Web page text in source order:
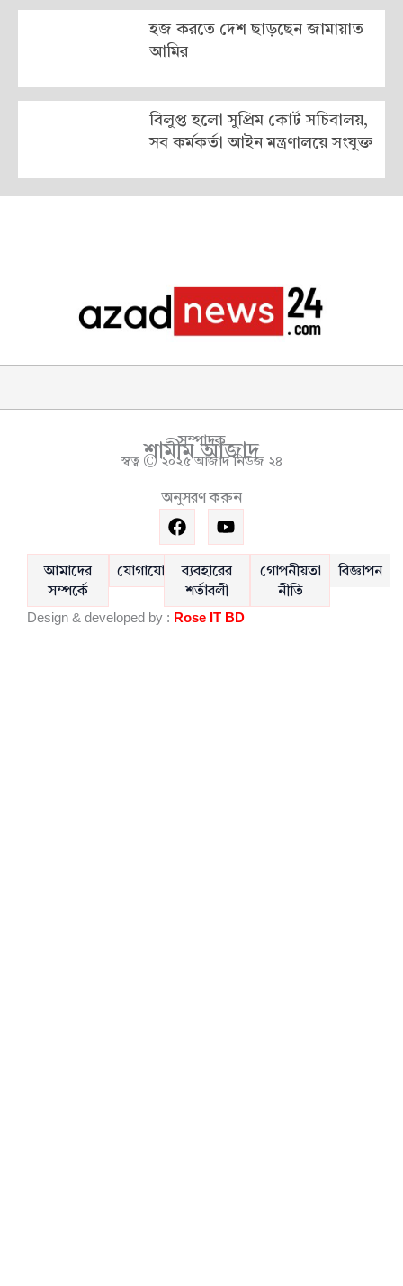
হজ করতে দেশ ছাড়ছেন জামায়াত
আমির
বিলুপ্ত হলো সুপ্রিম কোর্ট সচিবালয়,
সব কর্মকর্তা আইন মন্ত্রণালয়ে সংযুক্ত
সম্পাদক
শামীম আজাদ
স্বত্ব © ২০২৫ আজাদ নিউজ ২৪
অনুসরণ করুন
F
a
c
e
b
o
o
Y
o
u
t
u
b
e
আমাদের
সম্পর্কে
যোগাযোগ
ব্যবহারের
শর্তাবলী
গোপনীয়তা
নীতি
বিজ্ঞাপন
Design & developed by : Rose IT BD